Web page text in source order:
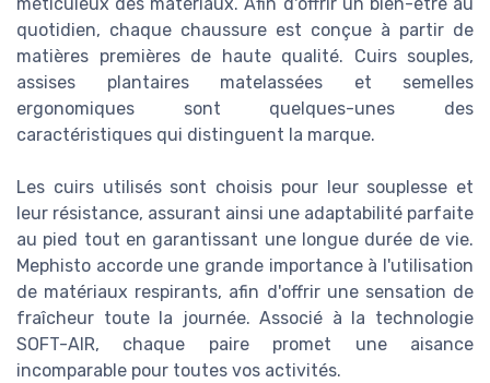
quotidien, chaque chaussure est conçue à partir de
matières premières de haute qualité. Cuirs souples,
assises plantaires matelassées et semelles
ergonomiques sont quelques-unes des
caractéristiques qui distinguent la marque.
Les cuirs utilisés sont choisis pour leur souplesse et
leur résistance, assurant ainsi une adaptabilité parfaite
au pied tout en garantissant une longue durée de vie.
Mephisto accorde une grande importance à l'utilisation
de matériaux respirants, afin d'offrir une sensation de
fraîcheur toute la journée. Associé à la technologie
SOFT-AIR, chaque paire promet une aisance
incomparable pour toutes vos activités.